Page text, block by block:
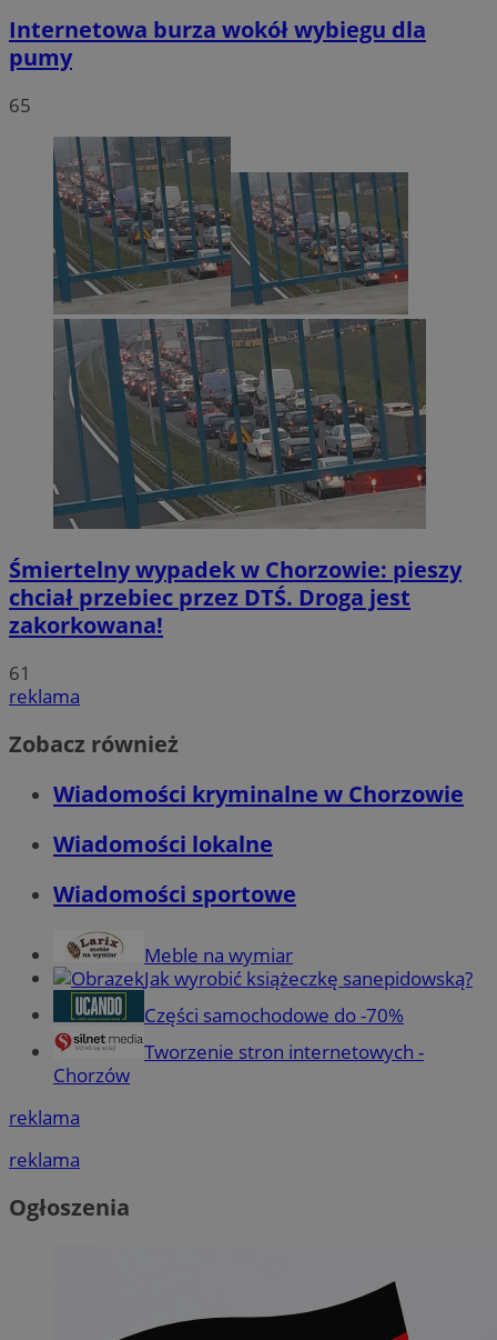
Internetowa burza wokół wybiegu dla
pumy
65
Śmiertelny wypadek w Chorzowie: pieszy
chciał przebiec przez DTŚ. Droga jest
zakorkowana!
61
reklama
Zobacz również
Wiadomości kryminalne w Chorzowie
Wiadomości lokalne
Wiadomości sportowe
Meble na wymiar
Jak wyrobić książeczkę sanepidowską?
Części samochodowe do -70%
Tworzenie stron internetowych -
Chorzów
reklama
reklama
Ogłoszenia